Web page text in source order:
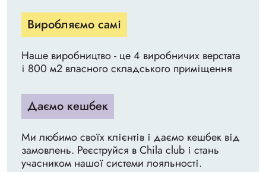
Виробляємо самі
Наше виробництво - це 4 виробничих верстата
і 800 м2 власного складського приміщення
Даємо кешбек
Ми любимо своїх клієнтів і даємо кешбек від
замовлень. Реєструйся в Chila club і стань
учасником нашої системи лояльності.